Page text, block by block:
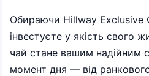
Обираючи Hillway Exclusive
інвестуєте у якість свого
чай стане вашим надійним
момент дня — від